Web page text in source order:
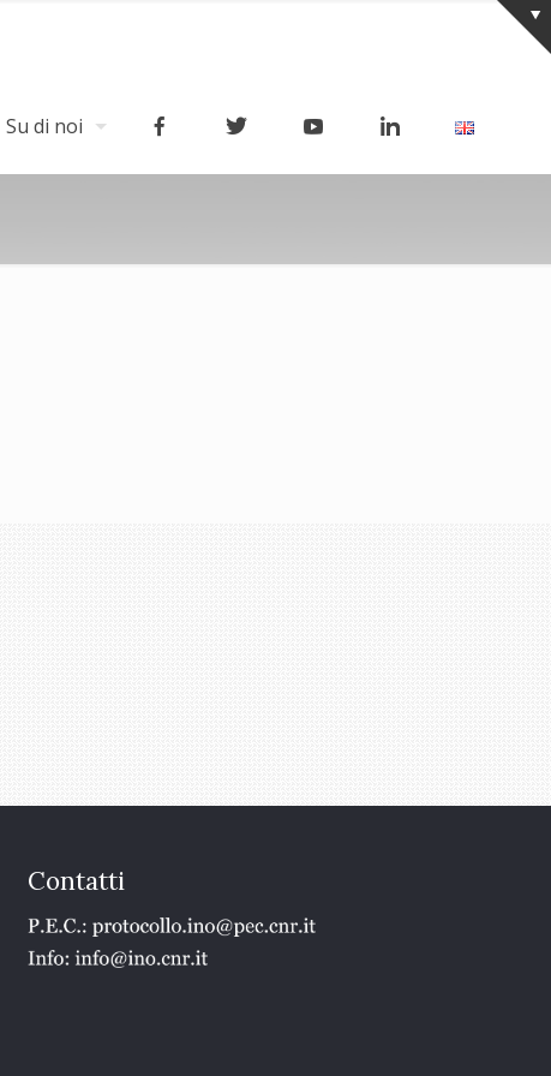
Su di noi
Contatti